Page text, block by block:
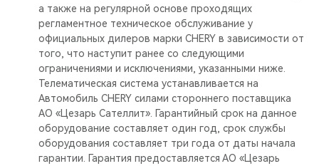
а также на регулярной основе проходящих
регламентное техническое обслуживание у
официальных дилеров марки CHERY в зависимости от
того, что наступит ранее со следующими
ограничениями и исключениями, указанными ниже.
Телематическая система устанавливается на
Автомобиль CHERY силами стороннего поставщика
АО «Цезарь Сателлит». Гарантийный срок на данное
оборудование составляет один год, срок службы
оборудования составляет три года от даты начала
гарантии. Гарантия предоставляется АО «Цезарь